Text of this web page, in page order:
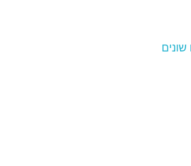
שונים